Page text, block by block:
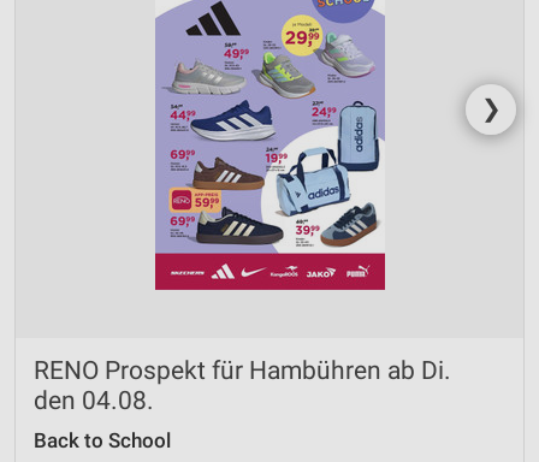
❯
RENO Prospekt für Hambühren ab Di.
den 04.08.
Back to School